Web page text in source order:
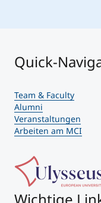
Quick-
Team & Faculty
Alumni
Veranstaltungen
Arbeiten am MCI
Wichtige